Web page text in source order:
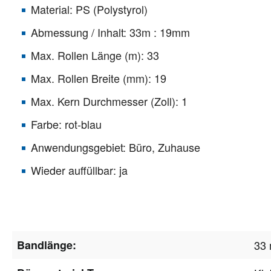
Material: PS (Polystyrol)
Abmessung / Inhalt: 33m : 19mm
Max. Rollen Länge (m): 33
Max. Rollen Breite (mm): 19
Max. Kern Durchmesser (Zoll): 1
Farbe: rot-blau
Anwendungsgebiet: Büro, Zuhause
Wieder auffüllbar: ja
Bandlänge:
33